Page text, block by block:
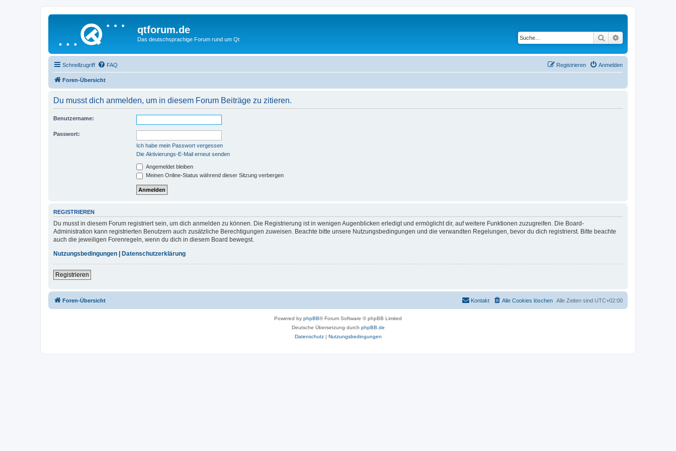
qtforum.de
Das deutschsprachige Forum rund um Qt Suche
Schnellzugriff FAQ Anmelden
Registrieren
Foren-Übersicht
Du musst dich anmelden, um in diesem Forum Beiträge zu zitieren.
Benutzername:
Passwort:
Ich habe mein Passwort vergessen
Die Aktivierungs-E-Mail erneut senden
Angemeldet bleiben
Meinen Online-Status während dieser Sitzung verbergen
REGISTRIEREN
Du musst in diesem Forum registriert sein, um dich anmelden zu können. Die Registrierung ist in wenigen Augenblicken erledigt und ermöglicht dir, auf weitere Funktionen zuzugreifen. Die Board-
Administration kann registrierten Benutzern auch zusätzliche Berechtigungen zuweisen. Beachte bitte unsere Nutzungsbedingungen und die verwandten Regelungen, bevor du dich registrierst. Bitte beachte
auch die jeweiligen Forenregeln, wenn du dich in diesem Board bewegst.
Nutzungsbedingungen
Datenschutzerklärung
Registrieren
Foren-Übersicht Alle Zeiten sind UTC+02:00
Alle Cookies löschen
Kontakt
Powered by phpBB® Forum Software © phpBB Limited
Deutsche Übersetzung durch phpBB.de
Datenschutz| Nutzungsbedingungen